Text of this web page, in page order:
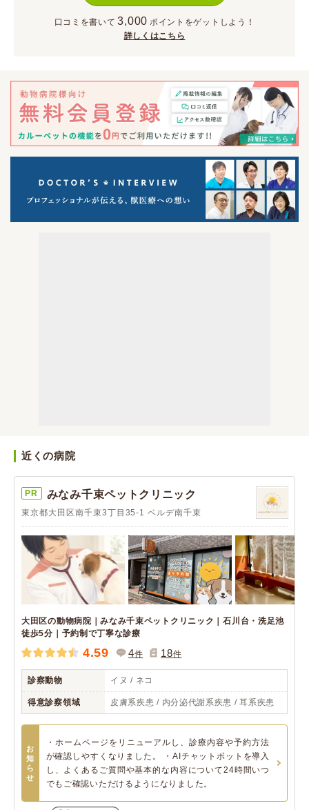
口コミを書いて 3,000 ポイント をゲットしよう！
詳しくはこちら
近くの病院
PR みなみ千束ペットクリニック
東京都大田区南千束3丁目35-1 ベルデ南千束
大田区の動物病院｜みなみ千束ペットクリニック｜石川台・洗足池
徒歩5分｜予約制で丁寧な診療
4.59 4件 18件
診察動物 イヌ / ネコ
得意診察領域 皮膚系疾患 / 内分泌代謝系疾患 / 耳系疾患
お
知
ら
せ
・ホームページをリニューアルし、診療内容や予約方法
が確認しやすくなりました。 ・AIチャットボットを導入
し、よくあるご質問や基本的な内容について24時間いつ
でもご確認いただけるようになりました。